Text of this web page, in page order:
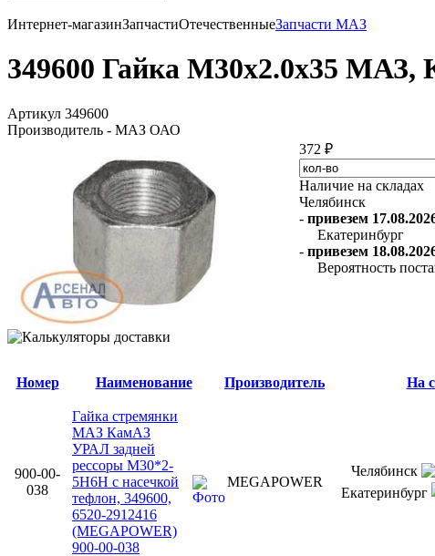
Интернет-магазинЗапчастиОтечественныеЗапчасти МАЗ
349600 Гайка М30х2.0х35
Артикул 349600
Производитель - МАЗ ОАО
372 ₽
Наличие на складах
Челябинск
- привезем
Екатеринбург
- привезем
Вероятность
Номер
Наименование Производитель На
900-00-
038
Гайка стремянки
МАЗ КамАЗ
УРАЛ задней
рессоры М30*2-
5Н6Н с насечкой
тефлон, 349600,
6520-2912416
(MEGAPOWER)
900-00-038
MEGAPOWER
Челябинск
Екатеринбург